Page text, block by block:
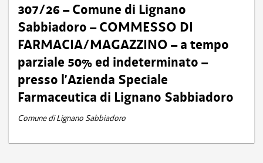
307/26 – Comune di Lignano
Sabbiadoro – COMMESSO DI
FARMACIA/MAGAZZINO – a tempo
parziale 50% ed indeterminato –
presso l’Azienda Speciale
Farmaceutica di Lignano Sabbiadoro
Comune di Lignano Sabbiadoro